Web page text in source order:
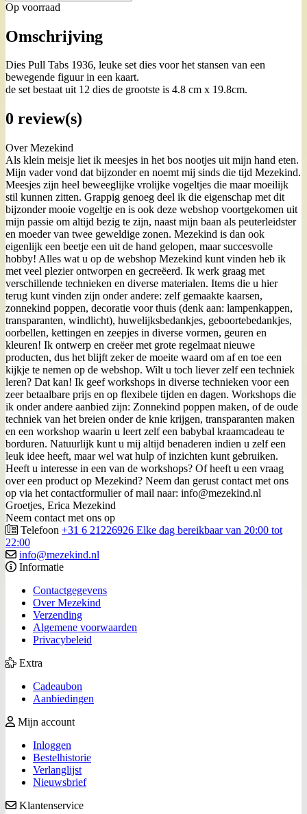
Op voorraad
Omschrijving
Dies Pull Tabs 1936, leuke set dies voor het stansen van een
bewegende figuur in een kaart.
de set bestaat uit 12 dies de grootste is 4.8 cm x 19.8cm.
0 review(s)
Over Mezekind
Als klein meisje liet ik meesjes in het bos nootjes uit mijn hand eten.
Mijn vader vond dat bijzonder en noemt mij sinds die tijd Mezekind.
Meesjes zijn heel beweeglijke vrolijke vogeltjes die maar moeilijk
stil kunnen zitten. Grappig genoeg deel ik die eigenschap met dit
bijzonder mooie vogeltje en is ook deze webshop voortgekomen uit
mijn passie om altijd bezig te zijn, naast mijn baan als peuterleidster
en moeder van twee geweldige zonen. Mezekind is dan ook
eigenlijk een beetje een uit de hand gelopen, maar succesvolle
hobby! Alles wat u op de webshop Mezekind kunt vinden heb ik
met veel plezier ontworpen en gecreëerd. Ik werk graag met
verschillende technieken en diverse materialen. Items die u hier
terug kunt vinden zijn onder andere: zelf gemaakte kaarsen,
zonnekind poppen, decoratie voor thuis (denk aan: lampenkappen,
transparanten, windlicht), huwelijksbedankjes, geboortebedankjes,
oorbellen, kettingen en zeepjes in diverse vormen, geuren en
kleuren! Ik ontwerp en creëer met grote regelmaat nieuwe
producten, dus het blijft zeker de moeite waard om af en toe een
kijkje te nemen op de webshop. Wilt u toch liever zelf een techniek
leren? Dat kan! Ik geef workshops in diverse technieken voor een
zeer betaalbare prijs en op flexibele tijden en dagen. Workshops die
ik onder andere aanbied zijn: Zonnekind poppen maken, of de oude
techniek van het breien onder de knie krijgen, transparanten maken
en een workshop waarin u leert zelf een babybal kraamcadeau te
borduren. Natuurlijk kunt u mij altijd benaderen indien u zelf een
leuk idee heeft, maar wel wat hulp of inzichten kunt gebruiken.
Heeft u interesse in een van de workshops? Of heeft u een vraag
over een product op Mezekind? Neem dan gerust contact met ons
op via het contactformulier of mail naar: info@mezekind.nl
Groetjes, Erica Mezekind
Neem contact met ons op
Telefoon +31 6 21226926 Elke dag bereikbaar van 20:00 tot
22:00
info@mezekind.nl
Informatie
Contactgegevens
Over Mezekind
Verzending
Algemene voorwaarden
Privacybeleid
Extra
Cadeaubon
Aanbiedingen
Mijn account
Inloggen
Bestelhistorie
Verlanglijst
Nieuwsbrief
Klantenservice